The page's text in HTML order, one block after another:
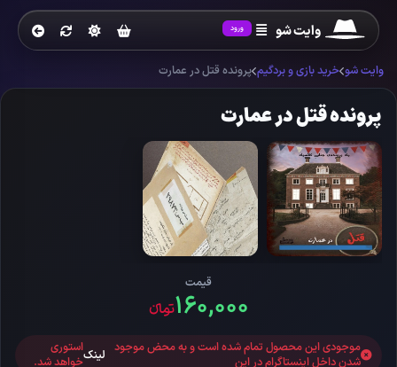
وایت شو ورود
وایت شو خرید بازی و بردگیم پرونده قتل در عمارت
پرونده قتل در عمارت
قیمت
۱۶۰,۰۰۰تومانءء
موجودی این محصول تمام شده است و به محض موجود
شدن داخل اینستاگرام در این
لینکاستوری
خواهد شد.